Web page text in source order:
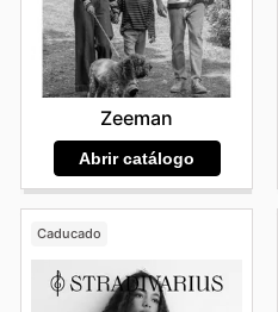
Zeeman
Abrir catálogo
Caducado